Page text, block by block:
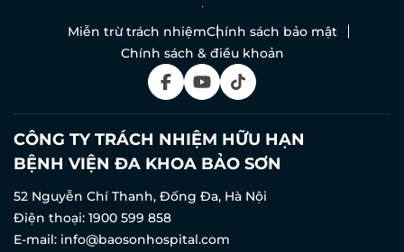
Miễn trừ trách nhiệmChính sách bảo mật
Chính sách & điều khoản
CÔNG TY TRÁCH NHIỆM HỮU HẠN
BỆNH VIỆN ĐA KHOA BẢO SƠN
52 Nguyễn Chí Thanh, Đống Đa, Hà Nội
Điện thoại: 1900 599 858
E-mail: info@baosonhospital.com